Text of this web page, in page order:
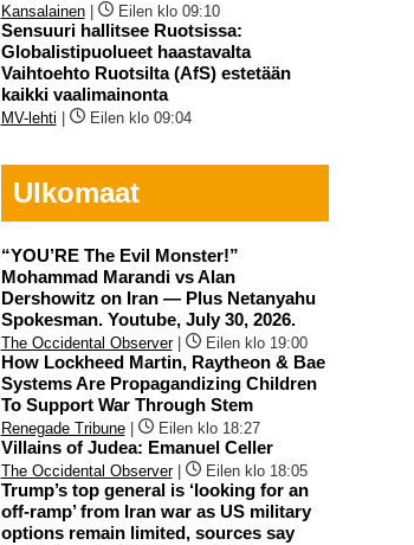
Kansalainen| Eilen klo 09:10
Sensuuri hallitsee Ruotsissa:
Globalistipuolueet haastavalta
Vaihtoehto Ruotsilta (AfS) estetään
kaikki vaalimainonta
MV-lehti Eilen klo 09:04
Ulkomaat
“YOU’RE The Evil Monster!”
Mohammad Marandi vs Alan
Dershowitz on Iran — Plus Netanyahu
Spokesman. Youtube, July 30, 2026.
The Occidental Observer| Eilen klo 19:00
How Lockheed Martin, Raytheon & Bae
Systems Are Propagandizing Children
To Support War Through Stem
Renegade Tribune| Eilen klo 18:27
Villains of Judea: Emanuel Celler
The Occidental Observer| Eilen klo 18:05
Trump’s top general is ‘looking for an
off-ramp’ from Iran war as US military
options remain limited, sources say